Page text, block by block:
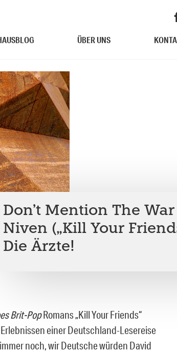
ÜBER UNS
Don’t Mention The War
Niven („Kill Your
Die Ärzte!
Brit-PopRomans „Kill Your Friends“
einer Deutschland-Lesereise
noch, wir Deutsche würden David